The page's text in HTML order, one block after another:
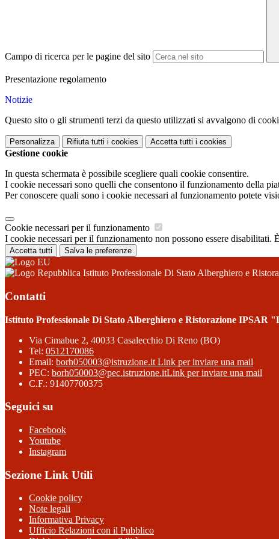
Campo di ricerca per le pagine del sito
Presentazione regolamento
Notizie
Questo sito o gli strumenti terzi da questo utilizzati si avvalgono di
Personalizza Rifiuta tutti i cookies Accetta tutti i cookies
Gestione cookie
In questa schermata è possibile scegliere quali cookie consentire.
I cookie necessari sono quelli che consentono il funzionamento della
Per conoscere quali sono i cookie necessari al funzionamento potete
Cookie necessari per il funzionamento
I cookie necessari per il funzionamento non possono essere
Accetta tutti Salva le preferenze
Istituto Professionale Di Stato Alberghiero e
Contatti
Istituto Professionale Di Stato Alberghiero e Ristorazione IPSAR
Via Cimabue 2, 40033 Casalecchio Di Reno (BO)
Tel: 0512170086
Email: borh050003@istruzione.it Link per inviare una mail
PEC: borh050003@pec.istruzione.itLink per inviare una mail
C.F.: 91407700375
Seguici su
Facebook
Youtube
Instagram
Sezione Link Utili
Cookie policy
Note legali
Informativa Privacy
Ufficio Relazioni con il Pubblico